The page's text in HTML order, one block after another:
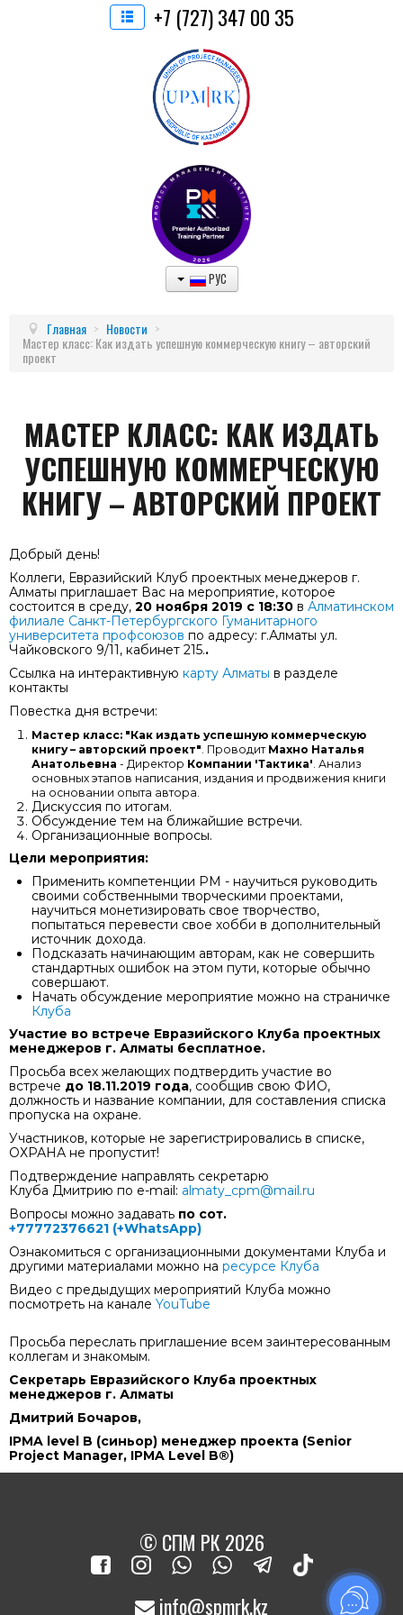
+7 (727) 347 00 35
РУС
Главная > Новости >
Мастер класс: Как издать успешную коммерческую книгу – авторский
проект
МАСТЕР КЛАСС: КАК ИЗДАТЬ
УСПЕШНУЮ КОММЕРЧЕСКУЮ
КНИГУ – АВТОРСКИЙ ПРОЕКТ
Добрый день!
Коллеги, Евразийский Клуб проектных менеджеров г.
Алматы приглашает Вас на мероприятие, которое
состоится в среду, 20 ноября 2019 с 18:30 в Алматинском
филиале Санкт-Петербургского Гуманитарного
университета профсоюзов по адресу: г.Алматы ул.
Чайковского 9/11, кабинет 215..
Ссылка на интерактивную карту Алматы в разделе
контакты
Повестка дня встречи:
Мастер класс: "Как издать успешную коммерческую
книгу – авторский проект". Проводит Махно Наталья
Анатольевна - Директор Компании 'Тактика'. Анализ
основных этапов написания, издания и продвижения книги
на основании опыта автора.
Дискуссия по итогам.
Обсуждение тем на ближайшие встречи.
Организационные вопросы.
Цели мероприятия:
Применить компетенции РМ - научиться руководить
своими собственными творческими проектами,
научиться монетизировать свое творчество,
попытаться перевести свое хобби в дополнительный
источник дохода.
Подсказать начинающим авторам, как не совершить
стандартных ошибок на этом пути, которые обычно
совершают.
Начать обсуждение мероприятие можно на страничке
Клуба
Участие во встрече Евразийского Клуба проектных
менеджеров г. Алматы бесплатное.
Просьба всех желающих подтвердить участие во
встрече до 18.11.2019 года, сообщив свою ФИО,
должность и название компании, для составления списка
пропуска на охране.
Участников, которые не зарегистрировались в списке,
ОХРАНА не пропустит!
Подтверждение направлять секретарю
Клуба Дмитрию по е-mail: almaty_cpm@mail.ru
Вопросы можно задавать по сот.
+77772376621 (+WhatsApp)
Ознакомиться с организационными документами Клуба и
другими материалами можно на ресурсе Клуба
Видео с предыдущих мероприятий Клуба можно
посмотреть на канале YouTube
Просьба переслать приглашение всем заинтересованным
коллегам и знакомым.
Секретарь Евразийского Клуба проектных
менеджеров г. Алматы
Дмитрий Бочаров,
IPMA level B (синьор) менеджер проекта (Senior
Project Manager, IPMA Level B®)
© СПМ РК 2026
info@spmrk.kz